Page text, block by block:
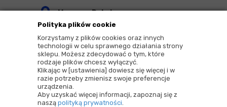
Polityka plików cookie
Korzystamy z plików cookies oraz innych
technologii w celu sprawnego działania strony
sklepu. Możesz zdecydować o tym, które
rodzaje plików chcesz wyłączyć.
Klikając w [ustawienia] dowiesz się więcej i w
razie potrzeby zmienisz swoje preferencje
urządzenia.
Aby uzyskać więcej informacji, zapoznaj się z
naszą polityką prywatności.
Magazyn Rekcin
Nomos Sp. z o.o. sp.k.
ul. Agrestowa 1
83-010 Rekcin